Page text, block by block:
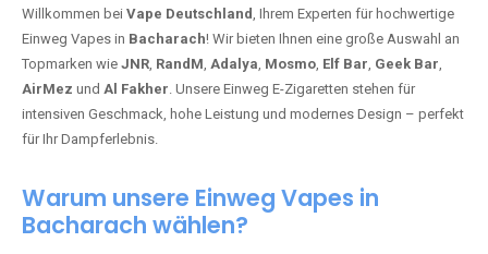
Willkommen bei Vape Deutschland, Ihrem Experten für hochwertige
Einweg Vapes in Bacharach! Wir bieten Ihnen eine große Auswahl an
Topmarken wie JNR, RandM, Adalya, Mosmo, Elf Bar, Geek Bar,
AirMez und Al Fakher. Unsere Einweg E-Zigaretten stehen für
intensiven Geschmack, hohe Leistung und modernes Design – perfekt
für Ihr Dampferlebnis.
Warum unsere Einweg Vapes in
Bacharach wählen?